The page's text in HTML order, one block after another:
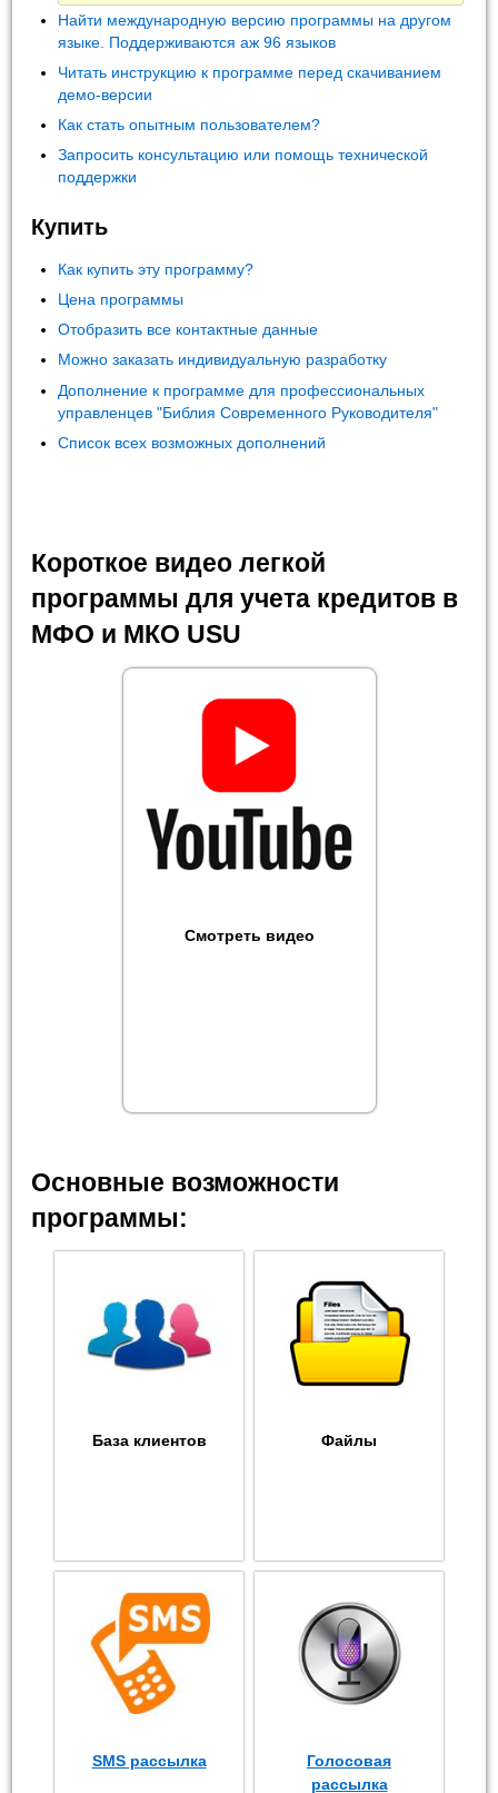
Найти международную версию программы на другом
языке. Поддерживаются аж 96 языков
Читать инструкцию к программе перед скачиванием
демо-версии
Как стать опытным пользователем?
Запросить консультацию или помощь технической
поддержки
Купить
Как купить эту программу?
Цена программы
Отобразить все контактные данные
Можно заказать индивидуальную разработку
Дополнение к программе для профессиональных
управленцев "Библия Современного Руководителя"
Список всех возможных дополнений
Короткое видео легкой
программы для учета кредитов в
МФО и МКО USU
Смотреть видео
Основные возможности
программы:
База клиентов Файлы
SMS рассылка
Голосовая
рассылка